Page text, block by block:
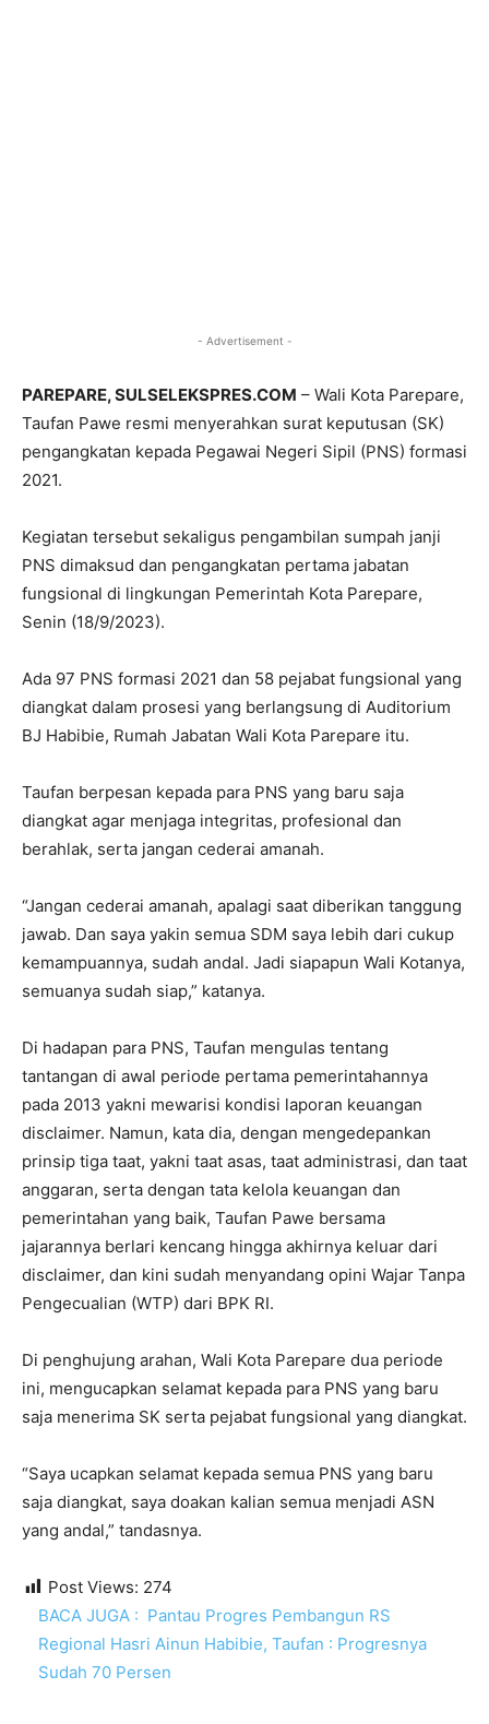
- Advertisement -
PAREPARE, SULSELEKSPRES.COM – Wali Kota Parepare,
Taufan Pawe resmi menyerahkan surat keputusan (SK)
pengangkatan kepada Pegawai Negeri Sipil (PNS) formasi
2021.
Kegiatan tersebut sekaligus pengambilan sumpah janji
PNS dimaksud dan pengangkatan pertama jabatan
fungsional di lingkungan Pemerintah Kota Parepare,
Senin (18/9/2023).
Ada 97 PNS formasi 2021 dan 58 pejabat fungsional yang
diangkat dalam prosesi yang berlangsung di Auditorium
BJ Habibie, Rumah Jabatan Wali Kota Parepare itu.
Taufan berpesan kepada para PNS yang baru saja
diangkat agar menjaga integritas, profesional dan
berahlak, serta jangan cederai amanah.
“Jangan cederai amanah, apalagi saat diberikan tanggung
jawab. Dan saya yakin semua SDM saya lebih dari cukup
kemampuannya, sudah andal. Jadi siapapun Wali Kotanya,
semuanya sudah siap,” katanya.
Di hadapan para PNS, Taufan mengulas tentang
tantangan di awal periode pertama pemerintahannya
pada 2013 yakni mewarisi kondisi laporan keuangan
disclaimer. Namun, kata dia, dengan mengedepankan
prinsip tiga taat, yakni taat asas, taat administrasi, dan taat
anggaran, serta dengan tata kelola keuangan dan
pemerintahan yang baik, Taufan Pawe bersama
jajarannya berlari kencang hingga akhirnya keluar dari
disclaimer, dan kini sudah menyandang opini Wajar Tanpa
Pengecualian (WTP) dari BPK RI.
Di penghujung arahan, Wali Kota Parepare dua periode
ini, mengucapkan selamat kepada para PNS yang baru
saja menerima SK serta pejabat fungsional yang diangkat.
“Saya ucapkan selamat kepada semua PNS yang baru
saja diangkat, saya doakan kalian semua menjadi ASN
yang andal,” tandasnya.
Post Views: 274
BACA JUGA : Pantau Progres Pembangun RS
Regional Hasri Ainun Habibie, Taufan : Progresnya
Sudah 70 Persen